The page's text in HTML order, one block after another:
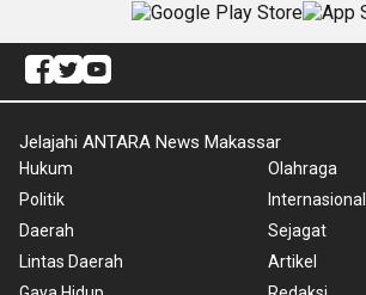
Jelajahi ANTARA News Makassar
Hukum
Politik
Daerah
Lintas Daerah
Olahraga
Internasional
Sejagat
Artikel